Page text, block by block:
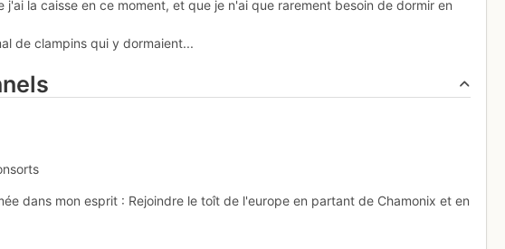
j'ai la caisse en ce moment, et que je n'ai que rarement besoin de dormir en
de clampins qui y dormaient...
dans mon esprit : Rejoindre le toît de l'europe en partant de Chamonix et en